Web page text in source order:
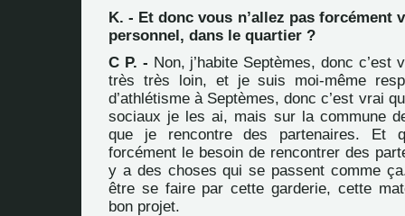
K. - Et donc vous n’allez pas forcément
personnel, dans le quartier ?
C P. - Non, j’habite Septèmes, donc c’est
très très loin, et je suis moi-même
d’athlétisme à Septèmes, donc c’est vrai
sociaux je les ai, mais sur la commune
que je rencontre des partenaires. Et
forcément le besoin de rencontrer des
y a des choses qui se passent comme
être se faire par cette garderie, cette
bon projet.